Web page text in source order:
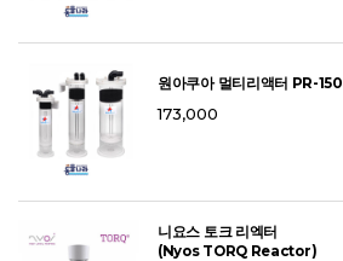
원아쿠아 멀티리액터 PR-150
173,000
니요스 토크 리엑터
(Nyos TORQ Reactor)